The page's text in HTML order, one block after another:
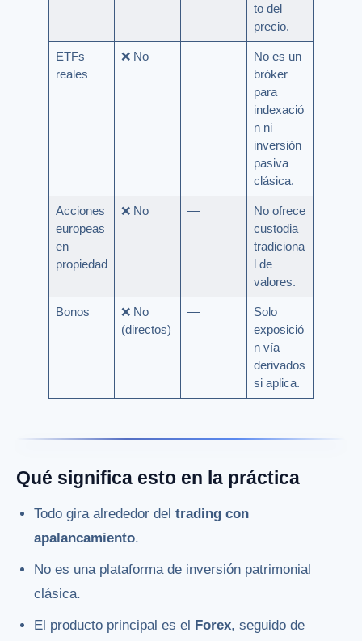
to del
precio.
ETFs
reales
❌ No —
No es un
bróker
para
indexació
n ni
inversión
pasiva
clásica.
Acciones
europeas
en
propiedad
❌ No —
No ofrece
custodia
tradiciona
l de
valores.
Bonos
❌ No
(directos)
—
Solo
exposició
n vía
derivados
si aplica.
Qué significa esto en la práctica
Todo gira alrededor deltrading con
apalancamiento.
No es una plataforma de inversión patrimonial
clásica.
El producto principal es el Forex, seguido de